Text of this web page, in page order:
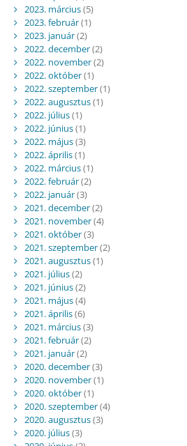
2023. március(5)
2023. február(1)
2023. január(2)
2022. december(2)
2022. november(2)
2022. október(1)
2022. szeptember(1)
2022. augusztus(1)
2022. július(1)
2022. június(1)
2022. május(3)
2022. április(1)
2022. március(1)
2022. február(2)
2022. január(3)
2021. december(2)
2021. november(4)
2021. október(3)
2021. szeptember(2)
2021. augusztus(1)
2021. július(2)
2021. június(2)
2021. május(4)
2021. április(6)
2021. március(3)
2021. február(2)
2021. január(2)
2020. december(3)
2020. november(1)
2020. október(1)
2020. szeptember(4)
2020. augusztus(3)
2020. július(3)